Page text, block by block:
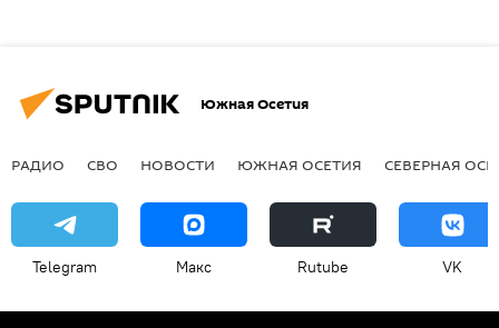
Южная Осетия
РАДИО СВО НОВОСТИ ЮЖНАЯ ОСЕТИЯ СЕВЕРНАЯ
Telegram Макс Rutube VK